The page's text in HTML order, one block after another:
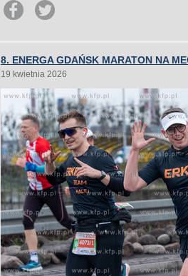
8. ENERGA GDAŃSK MARATON NA
19 kwietnia 2026